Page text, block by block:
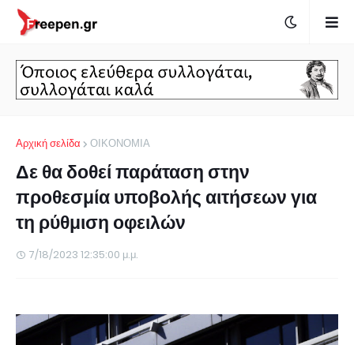
Αρχική σελίδα ΟΙΚΟΝΟΜΙΑ
Δε θα δοθεί παράταση στην
προθεσμία υποβολής αιτήσεων για
τη ρύθμιση οφειλών
7/18/2023 12:35:00 μ.μ.